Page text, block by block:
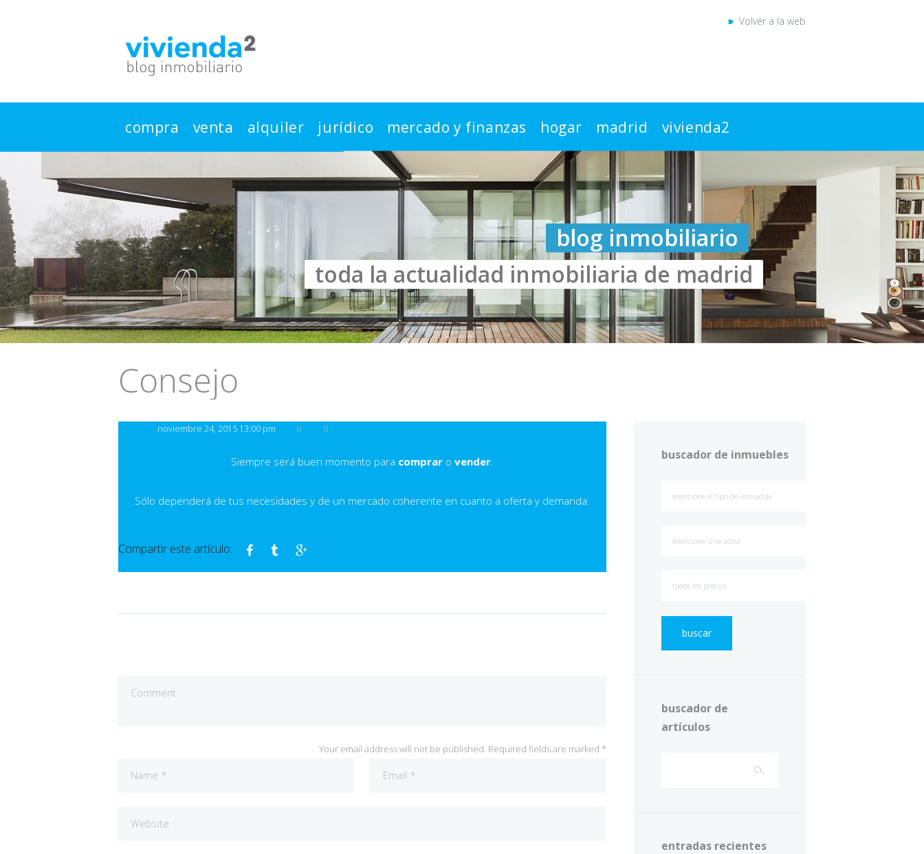
Volver a la web
compra venta alquiler jurídico mercado y finanzas hogar madrid vivienda2
blog inmobiliario
toda la actualidad inmobiliaria de madrid
Consejo
noviembre 24, 2015 13:00 pm 0 0
Siempre será buen momento para comprar o vender
Sólo dependerá de tus necesidades y de un mercado coherente en cuanto a oferta y demanda.
Compartir este artículo:
Your email address will not be published. Required fields are marked *
buscador de inmuebles
buscar
buscador de
artículos
entradas recientes